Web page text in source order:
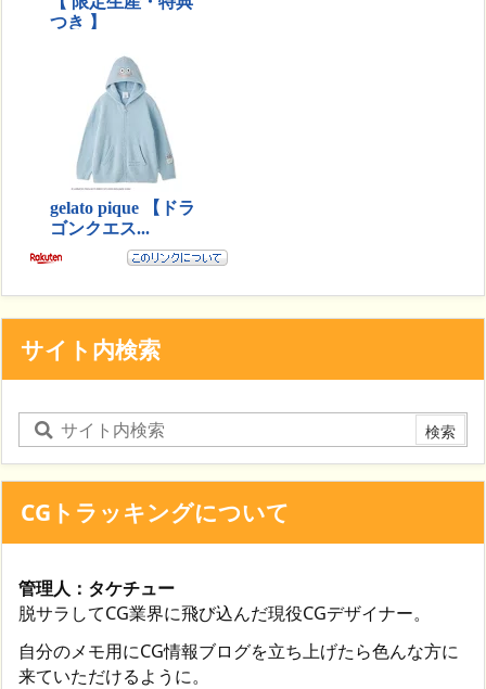
サイト内検索
CGトラッキングについて
管理人：タケチュー
脱サラしてCG業界に飛び込んだ現役CGデザイナー。
自分のメモ用にCG情報ブログを立ち上げたら色んな方に
来ていただけるように。